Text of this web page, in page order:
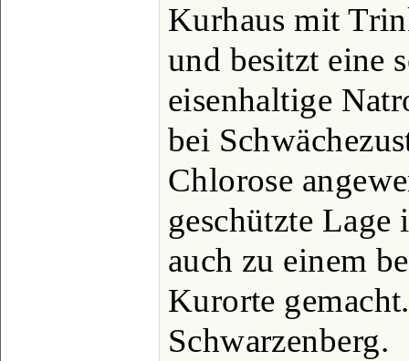
Kurhaus mit
und besitzt eine
eisenhaltige
bei
Chlorose
geschützte Lage
auch zu einem
Kurorte
Schwarzenberg.